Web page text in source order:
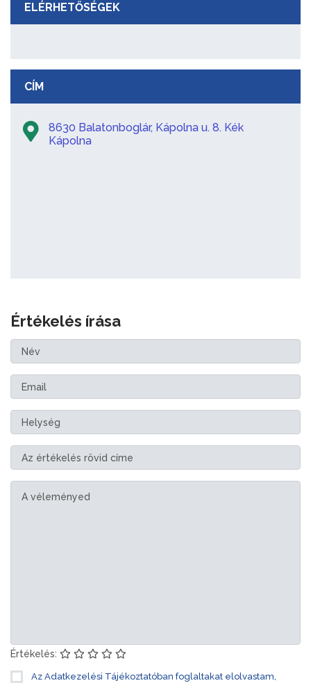
ELÉRHETŐSÉGEK
CÍM
8630 Balatonboglár, Kápolna u. 8. Kék
Kápolna
Értékelés írása
Értékelés:
Az Adatkezelési Tájékoztatóban foglaltakat elolvastam,